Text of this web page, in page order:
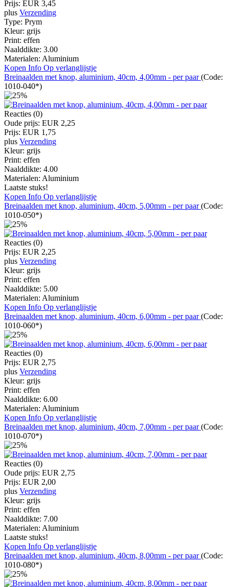
Prijs: EUR 3,45
plus Verzending
Type: Prym
Kleur: grijs
Print: effen
Naalddikte: 3.00
Materialen: Aluminium
Kopen Info Op verlanglijstje
Breinaalden met knop, aluminium, 40cm, 4,00mm - per paar(Code:
1010-040*)
Reacties (0)
Oude prijs: EUR 2,25
Prijs: EUR 1,75
plus Verzending
Kleur: grijs
Print: effen
Naalddikte: 4.00
Materialen: Aluminium
Laatste stuks!
Kopen Info Op verlanglijstje
Breinaalden met knop, aluminium, 40cm, 5,00mm - per paar(Code:
1010-050*)
Reacties (0)
Prijs: EUR 2,25
plus Verzending
Kleur: grijs
Print: effen
Naalddikte: 5.00
Materialen: Aluminium
Kopen Info Op verlanglijstje
Breinaalden met knop, aluminium, 40cm, 6,00mm - per paar(Code:
1010-060*)
Reacties (0)
Prijs: EUR 2,75
plus Verzending
Kleur: grijs
Print: effen
Naalddikte: 6.00
Materialen: Aluminium
Kopen Info Op verlanglijstje
Breinaalden met knop, aluminium, 40cm, 7,00mm - per paar(Code:
1010-070*)
Reacties (0)
Oude prijs: EUR 2,75
Prijs: EUR 2,00
plus Verzending
Kleur: grijs
Print: effen
Naalddikte: 7.00
Materialen: Aluminium
Laatste stuks!
Kopen Info Op verlanglijstje
Breinaalden met knop, aluminium, 40cm, 8,00mm - per paar(Code:
1010-080*)